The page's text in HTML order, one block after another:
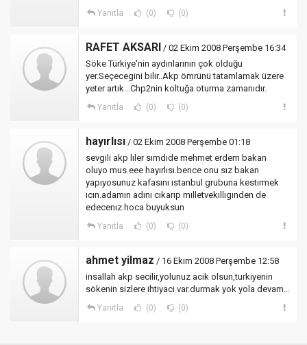
Yanıtla (0) (0)
RAFET AKSARI / 02 Ekim 2008 Perşembe 16:34
Söke Türkiye'nin aydınlarının çok olduğu
yer.Seçecegini bilir..Akp ömrünü tatamlamak üzere
yeter artık...Chp2nin koltuğa oturma zamanıdır.
Yanıtla (0) (0)
hayırlısı / 02 Ekim 2008 Perşembe 01:18
sevgili akp lıler sımdıde mehmet erdem bakan
oluyo mus.eee hayırlısı.bence onu sız bakan
yapıyosunuz kafasını ıstanbul grubuna kestırmek
ıcın.adamın adını cıkarıp mılletvekıllıgınden de
edecenız.hoca buyuksun
Yanıtla (0) (0)
ahmet yilmaz / 16 Ekim 2008 Perşembe 12:58
insallah akp secilir,yolunuz acik olsun,turkiyenin
sökenin sizlere ihtiyaci var.durmak yok yola devam...
Yanıtla (0) (0)